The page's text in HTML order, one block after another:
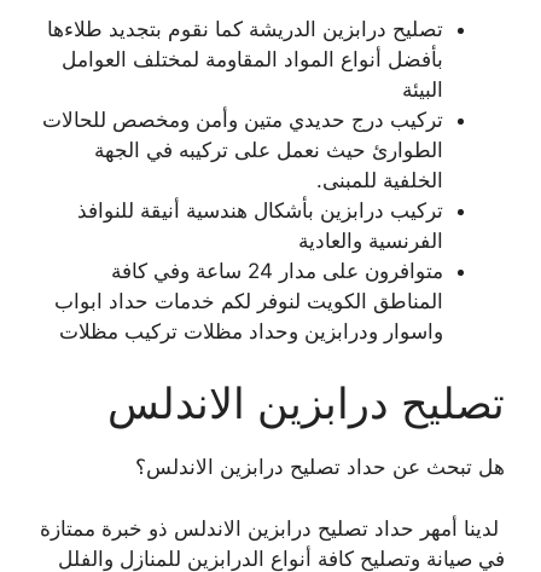
تصليح درابزين الدريشة كما نقوم بتجديد طلاءها
بأفضل أنواع المواد المقاومة لمختلف العوامل
البيئة
تركيب درج حديدي متين وأمن ومخصص للحالات
الطوارئ حيث نعمل على تركيبه في الجهة
الخلفية للمبنى.
تركيب درابزين بأشكال هندسية أنيقة للنوافذ
الفرنسية والعادية
متوافرون على مدار 24 ساعة وفي كافة
المناطق الكويت لنوفر لكم خدمات حداد ابواب
واسوار ودرابزين وحداد مظلات تركيب مظلات
تصليح درابزين الاندلس
هل تبحث عن حداد تصليح درابزين الاندلس؟
لدينا أمهر حداد تصليح درابزين الاندلس ذو خبرة ممتازة
في صيانة وتصليح كافة أنواع الدرابزين للمنازل والفلل